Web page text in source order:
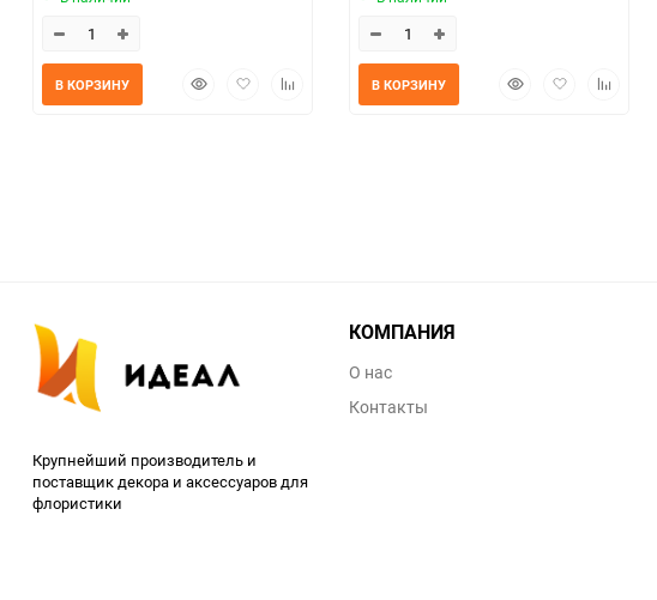
БыстрыйДобавитьДобавить
В КОРЗИНУ
БыстрыйДобавитьДобавить
В КОРЗИНУ
Крупнейший производитель и
поставщик декора и аксессуаров для
флористики
КОМПАНИЯ
О нас
Контакты